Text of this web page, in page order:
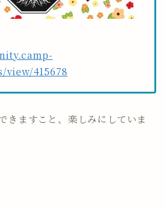
415678
きますこと、楽しみにしていま